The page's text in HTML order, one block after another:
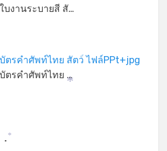
ใบงานระบายสี สั…
บัตรคำศัพท์ไทย สัตว์ ไฟล์PPt+jpg
บัตรคำศัพท์ไทย …
*